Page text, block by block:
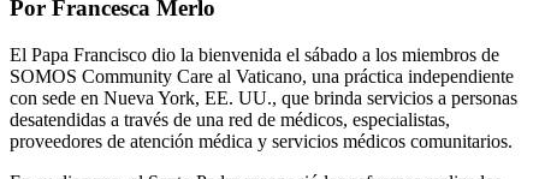
Por Francesca Merlo
El Papa Francisco dio la bienvenida el sábado a los miembros de
SOMOS Community Care al Vaticano, una práctica independiente
con sede en Nueva York, EE. UU., que brinda servicios a personas
desatendidas a través de una red de médicos, especialistas,
proveedores de atención médica y servicios médicos comunitarios.